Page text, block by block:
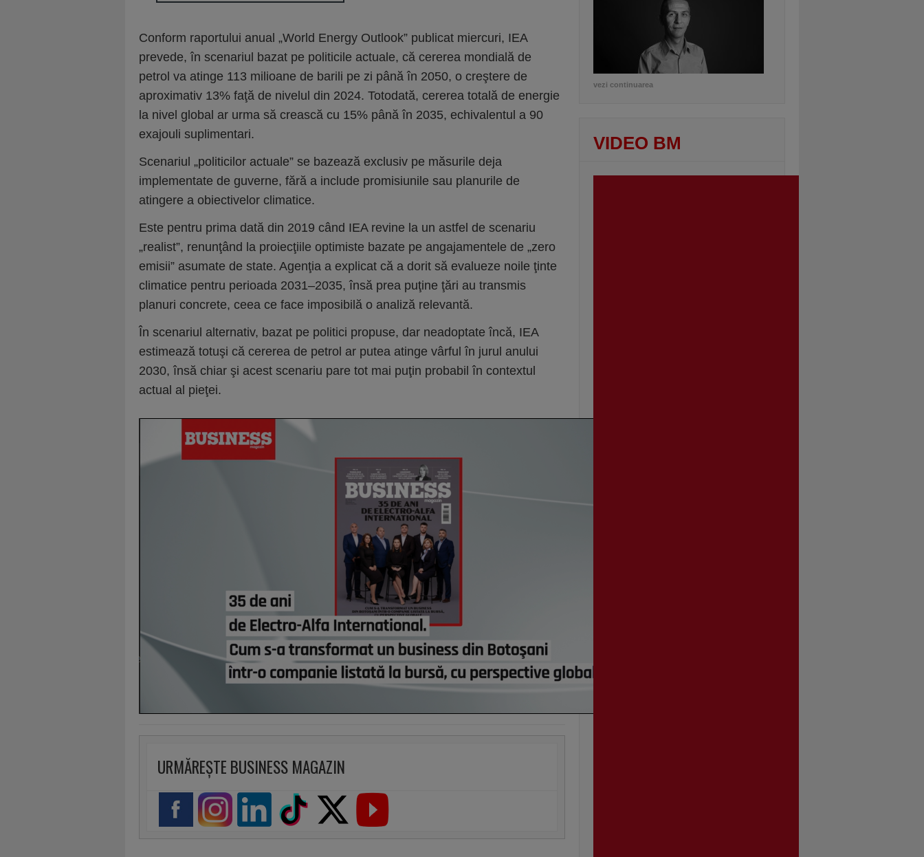
Conform raportului anual „World Energy Outlook” publicat miercuri, IEA
prevede, în scenariul bazat pe politicile actuale, că cererea mondială de
petrol va atinge 113 milioane de barili pe zi până în 2050, o creştere de
aproximativ 13% faţă de nivelul din 2024. Totodată, cererea totală de energie
la nivel global ar urma să crească cu 15% până în 2035, echivalentul a 90
exajouli suplimentari.
Scenariul „politicilor actuale” se bazează exclusiv pe măsurile deja
implementate de guverne, fără a include promisiunile sau planurile de
atingere a obiectivelor climatice.
Este pentru prima dată din 2019 când IEA revine la un astfel de scenariu
„realist”, renunţând la proiecţiile optimiste bazate pe angajamentele de „zero
emisii” asumate de state. Agenţia a explicat că a dorit să evalueze noile ţinte
climatice pentru perioada 2031–2035, însă prea puţine ţări au transmis
planuri concrete, ceea ce face imposibilă o analiză relevantă.
În scenariul alternativ, bazat pe politici propuse, dar neadoptate încă, IEA
estimează totuşi că cererea de petrol ar putea atinge vârful în jurul anului
2030, însă chiar şi acest scenariu pare tot mai puţin probabil în contextul
actual al pieţei.
URMĂREȘTE BUSINESS MAGAZIN
vezi continuarea
VIDEO BM